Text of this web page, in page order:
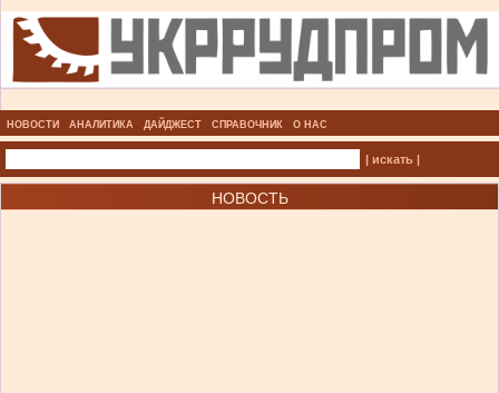
НОВОСТИ АНАЛИТИКА ДАЙДЖЕСТ СПРАВОЧНИК О НАС
| искать |
НОВОСТЬ